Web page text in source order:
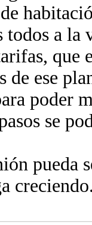
a la
que
ese
poder
se
pueda